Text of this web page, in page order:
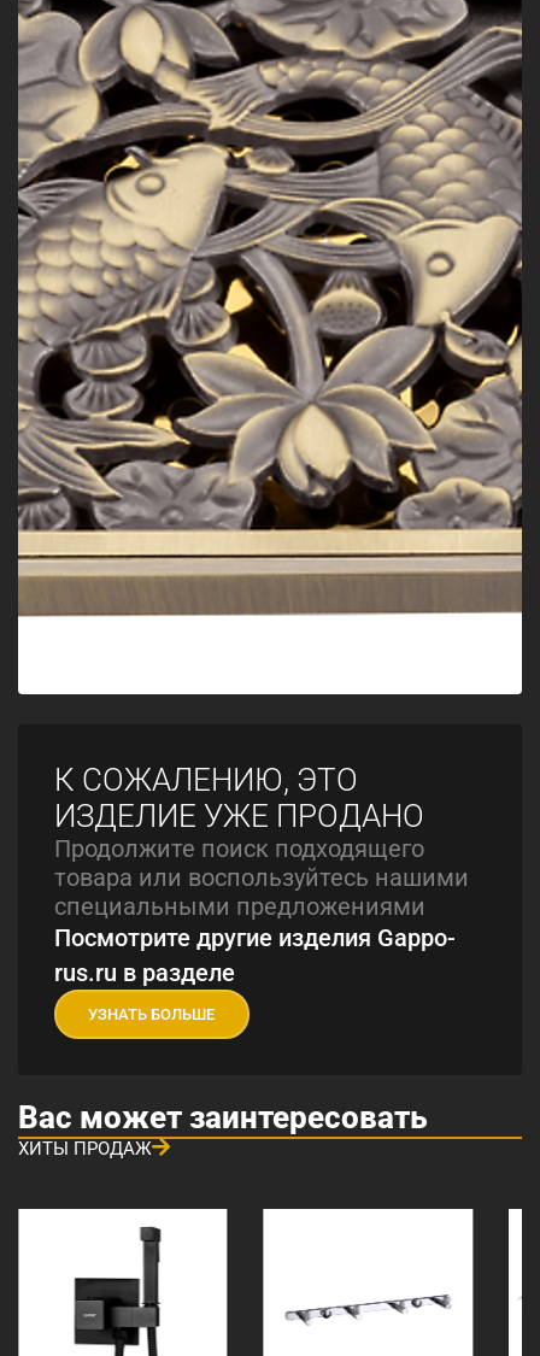
К СОЖАЛЕНИЮ, ЭТО
ИЗДЕЛИЕ УЖЕ ПРОДАНО
Продолжите поиск подходящего
товара или воспользуйтесь нашими
специальными предложениями
Посмотрите другие изделия Gappo-
rus.ru в разделе
УЗНАТЬ БОЛЬШЕ
Вас может заинтересовать
ХИТЫ ПРОДАЖ